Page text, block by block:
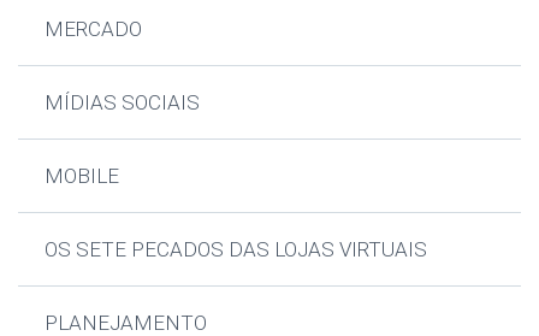
MERCADO
MÍDIAS SOCIAIS
MOBILE
OS SETE PECADOS DAS LOJAS VIRTUAIS
PLANEJAMENTO